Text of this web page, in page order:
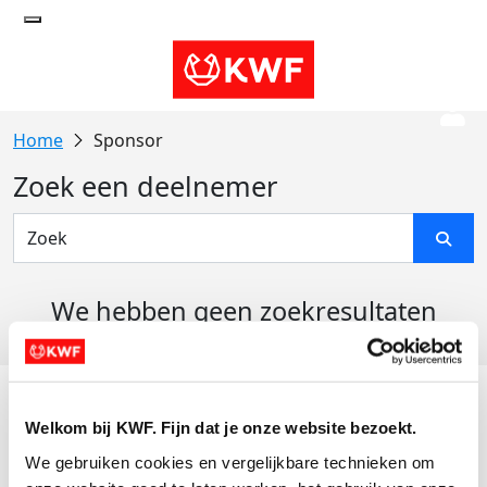
Welkom bij KWF. Fijn dat je onze website bezoekt.
We gebruiken cookies en vergelijkbare technieken om
Sponsor
Zoek een deelnemer
We hebben geen zoekresultaten
Actiematerialen
Evenementen